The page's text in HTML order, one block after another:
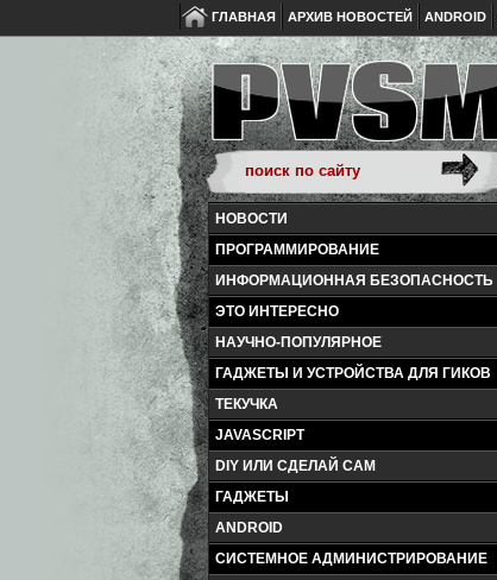
ГЛАВНАЯ АРХИВ НОВОСТЕЙ ANDROID
НОВОСТИ
ПРОГРАММИРОВАНИЕ
ИНФОРМАЦИОННАЯ БЕЗОПАСНОСТЬ
ЭТО ИНТЕРЕСНО
НАУЧНО-ПОПУЛЯРНОЕ
ГАДЖЕТЫ И УСТРОЙСТВА ДЛЯ ГИКОВ
ТЕКУЧКА
JAVASCRIPT
DIY ИЛИ СДЕЛАЙ САМ
ГАДЖЕТЫ
ANDROID
СИСТЕМНОЕ АДМИНИСТРИРОВАНИЕ